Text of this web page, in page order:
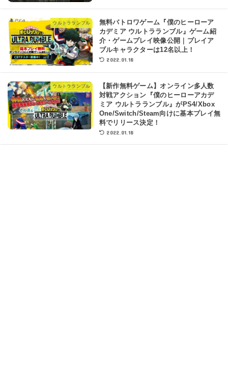
ウルトラランブル
無料バトロワゲーム『僕のヒーローア
カデミア ウルトラランブル』ゲーム紹
介・ゲームプレイ映像公開｜プレイア
ブルキャラクターは12名以上！
2022.01.18
ウルトラランブル
【新作無料ゲーム】オンライン多人数
対戦アクション『僕のヒーローアカデ
ミア ウルトラランブル』がPS4/Xbox
One/Switch/Steam向けに基本プレイ無
料でリリース決定！
2022.01.18